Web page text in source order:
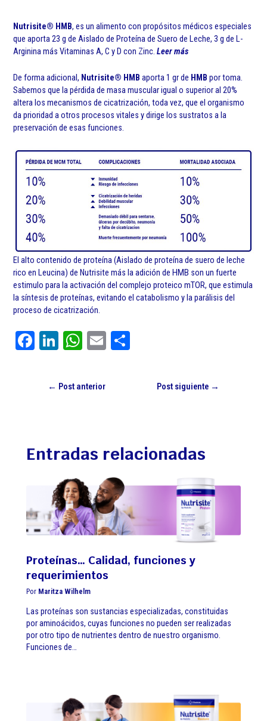
Nutrisite® HMB, es un alimento con propósitos médicos especiales
que aporta 23 g de Aislado de Proteína de Suero de Leche, 3 g de L-
Arginina más Vitaminas A, C y D con Zinc.Leer más
De forma adicional, Nutrisite® HMB aporta 1 gr de HMB por toma.
Sabemos que la pérdida de masa muscular igual o superior al 20%
altera los mecanismos de cicatrización, toda vez, que el organismo
da prioridad a otros procesos vitales y dirige los sustratos a la
preservación de esas funciones.
El alto contenido de proteína (Aislado de proteína de suero de leche
rico en Leucina) de Nutrisite más la adición de HMB son un fuerte
estimulo para la activación del complejo proteico mTOR, que estimula
la síntesis de proteínas, evitando el catabolismo y la parálisis del
proceso de cicatrización.
Fa Li
ed
W
ts
E
← Post anterior Post siguiente →
Entradas relacionadas
Proteínas… Calidad, funciones y
requerimientos
Por Maritza Wilhelm
Las proteínas son sustancias especializadas, constituidas
por aminoácidos, cuyas funciones no pueden ser realizadas
por otro tipo de nutrientes dentro de nuestro organismo.
Funciones de…